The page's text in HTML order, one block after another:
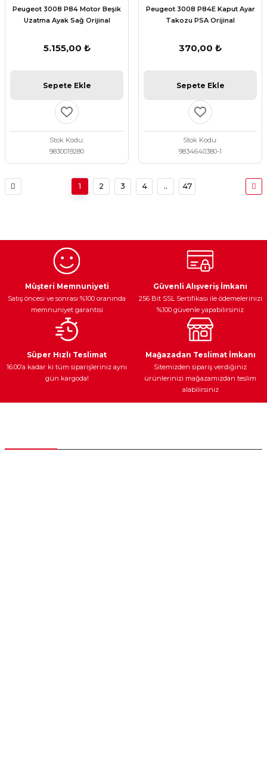
Peugeot 3008 P84 Motor Beşik
Uzatma Ayak Sağ Orijinal
5.155,00 ₺
Sepete Ekle
Stok Kodu
9830019280
Peugeot 3008 P84E Kaput Ayar
Takozu PSA Orijinal
370,00 ₺
Sepete Ekle
Stok Kodu
9834640380-1
1 2 3 4 .. 47
Egzoz Sistemi
Ateşleme Sistemi Araç Yağları
Müşteri Memnuniyeti
Satış öncesi ve sonrası %100 oranında
memnuniyet garantisi
Güvenli Alışveriş İmkanı
256 Bit SSL Sertifikası ile ödemelerinizi
%100 güvenle yapabilirsiniz
Süper Hızlı Teslimat
16:00’a kadar ki tüm siparişleriniz aynı
gün kargoda!
Mağazadan Teslimat İmkanı
Sitemizden sipariş verdiğiniz
ürünlerinizi mağazamızdan teslim
alabilirsiniz